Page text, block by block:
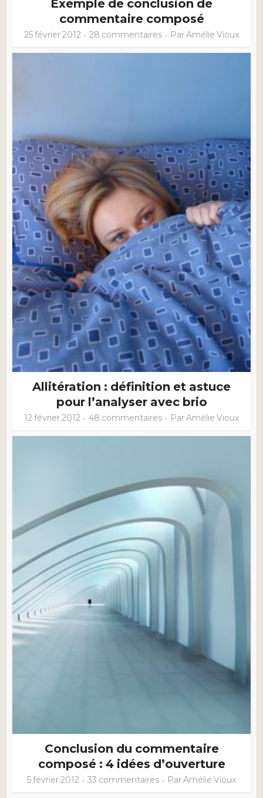
Exemple de conclusion de
commentaire composé
25 février 2012 28 commentaires ParAmélie Vioux
Allitération : définition et astuce
pour l’analyser avec brio
12 février 2012 48 commentaires ParAmélie Vioux
Conclusion du commentaire
composé : 4 idées d’ouverture
5 février 2012 33 commentaires ParAmélie Vioux